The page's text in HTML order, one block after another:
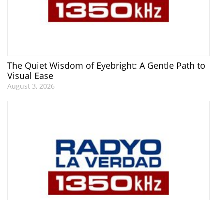
The Quiet Wisdom of Eyebright: A Gentle Path to
Visual Ease
August 3, 2026